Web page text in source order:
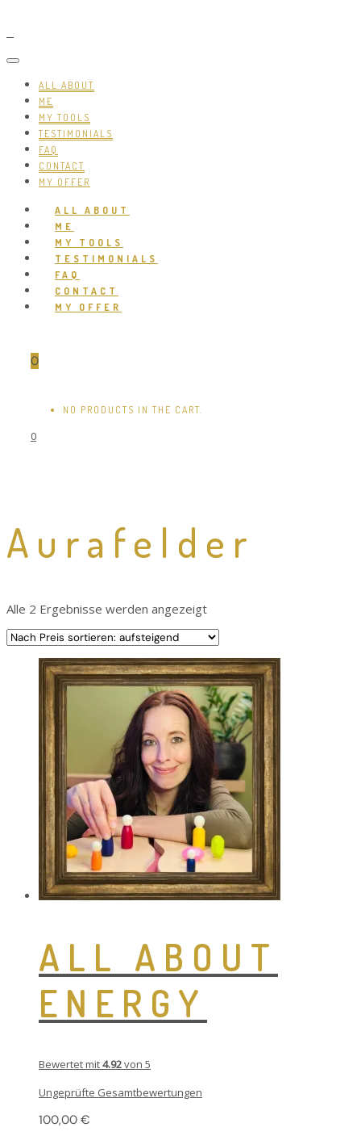
ALL ABOUT
ME
MY TOOLS
TESTIMONIALS
FAQ
CONTACT
MY OFFER
ALL ABOUT
ME
MY TOOLS
TESTIMONIALS
FAQ
CONTACT
MY OFFER
0
NO PRODUCTS IN THE CART.
0
Aurafelder
Alle 2 Ergebnisse werden angezeigtNach
sortiert:
aufsteigend
ALL ABOUT
ENERGY
Bewertet mit4.92von 5
Ungeprüfte Gesamtbewertungen
100,00 €